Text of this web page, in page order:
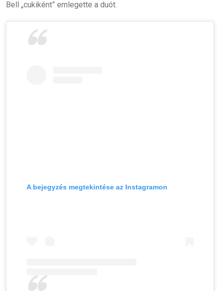
Bell „cukiként” emlegette a duót.
A bejegyzés megtekintése az Instagramon